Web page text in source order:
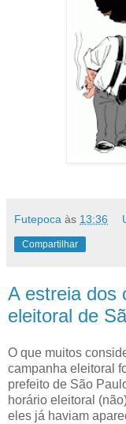
Futepoca às 13:36
Compartilhar
A estreia dos
eleitoral de
O que muitos
campanha eleitoral
prefeito de São
horário eleitoral
eles já haviam